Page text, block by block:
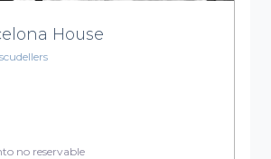
House
no reservable